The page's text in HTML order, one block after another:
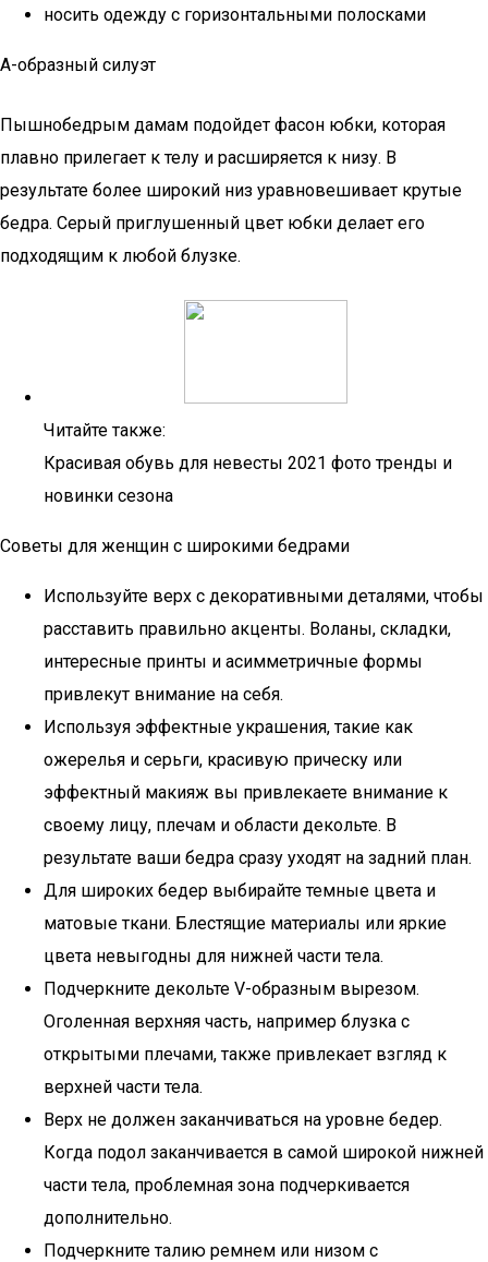
носить одежду с горизонтальными полосками
А-образный силуэт
Пышнобедрым дамам подойдет фасон юбки, которая
плавно прилегает к телу и расширяется к низу. В
результате более широкий низ уравновешивает крутые
бедра. Серый приглушенный цвет юбки делает его
подходящим к любой блузке.
Читайте также:
Красивая обувь для невесты 2021 фото тренды и
новинки сезона
Советы для женщин с широкими бедрами
Используйте верх с декоративными деталями, чтобы
расставить правильно акценты. Воланы, складки,
интересные принты и асимметричные формы
привлекут внимание на себя.
Используя эффектные украшения, такие как
ожерелья и серьги, красивую прическу или
эффектный макияж вы привлекаете внимание к
своему лицу, плечам и области декольте. В
результате ваши бедра сразу уходят на задний план.
Для широких бедер выбирайте темные цвета и
матовые ткани. Блестящие материалы или яркие
цвета невыгодны для нижней части тела.
Подчеркните декольте V-образным вырезом.
Оголенная верхняя часть, например блузка с
открытыми плечами, также привлекает взгляд к
верхней части тела.
Верх не должен заканчиваться на уровне бедер.
Когда подол заканчивается в самой широкой нижней
части тела, проблемная зона подчеркивается
дополнительно.
Подчеркните талию ремнем или низом с